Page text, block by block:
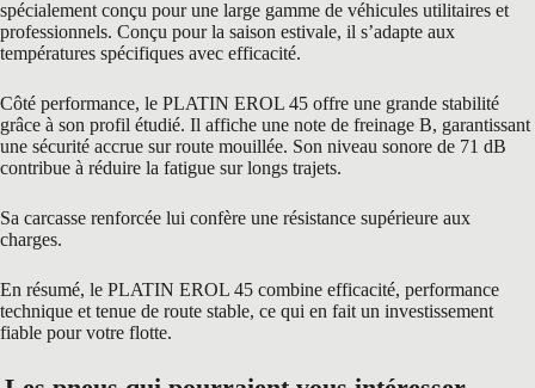
spécialement conçu pour une large gamme de véhicules utilitaires et
professionnels. Conçu pour la saison estivale, il s’adapte aux
températures spécifiques avec efficacité.
Côté performance, le PLATIN EROL 45 offre une grande stabilité
grâce à son profil étudié. Il affiche une note de freinage B, garantissant
une sécurité accrue sur route mouillée. Son niveau sonore de 71 dB
contribue à réduire la fatigue sur longs trajets.
Sa carcasse renforcée lui confère une résistance supérieure aux
charges.
En résumé, le PLATIN EROL 45 combine efficacité, performance
technique et tenue de route stable, ce qui en fait un investissement
fiable pour votre flotte.